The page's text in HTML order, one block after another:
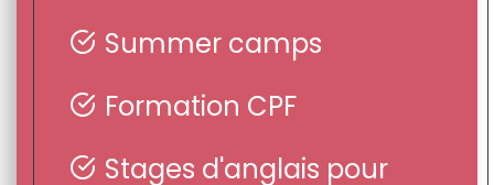
Summer camps
Formation CPF
Stages d'anglais pour